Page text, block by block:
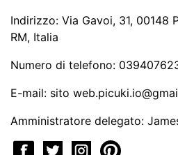
Indirizzo: Via Gavoi, 31, 00148
RM, Italia
Numero di telefono:
E-mail: sito
Amministratore delegato: